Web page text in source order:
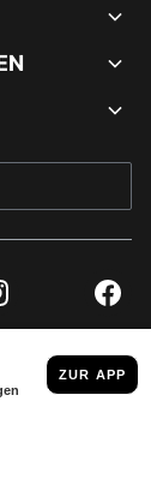
VORBEHALTEN
HINWEISE